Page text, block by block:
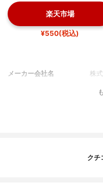
楽天市場
¥550(税込)
メーカー会社名 株
クチ